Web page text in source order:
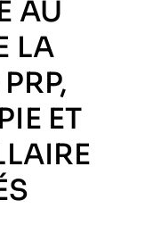
AU
LA
ET